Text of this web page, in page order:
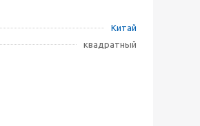
Китай
квадратный